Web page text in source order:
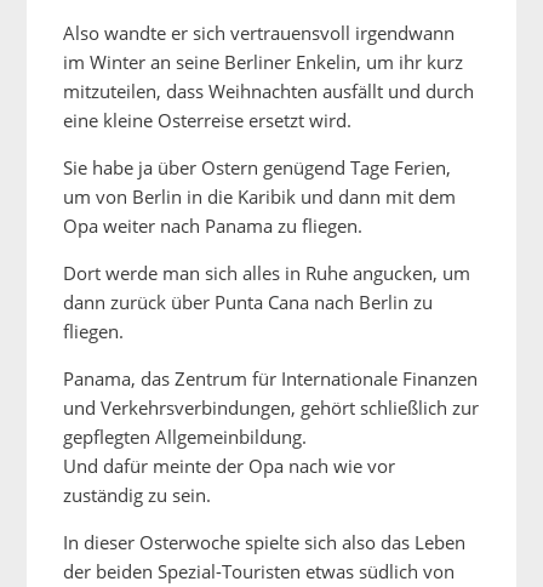
Also wandte er sich vertrauensvoll irgendwann
im Winter an seine Berliner Enkelin, um ihr kurz
mitzuteilen, dass Weihnachten ausfällt und durch
eine kleine Osterreise ersetzt wird.
Sie habe ja über Ostern genügend Tage Ferien,
um von Berlin in die Karibik und dann mit dem
Opa weiter nach Panama zu fliegen.
Dort werde man sich alles in Ruhe angucken, um
dann zurück über Punta Cana nach Berlin zu
fliegen.
Panama, das Zentrum für Internationale Finanzen
und Verkehrsverbindungen, gehört schließlich zur
gepflegten Allgemeinbildung.
Und dafür meinte der Opa nach wie vor
zuständig zu sein.
In dieser Osterwoche spielte sich also das Leben
der beiden Spezial-Touristen etwas südlich von